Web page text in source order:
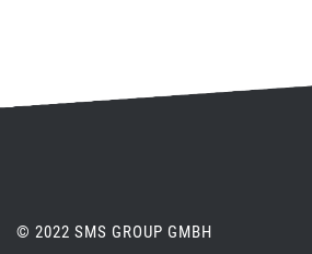
© 2022 SMS GROUP GMBH